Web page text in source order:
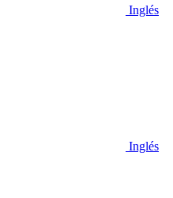
Inglés
Inglés